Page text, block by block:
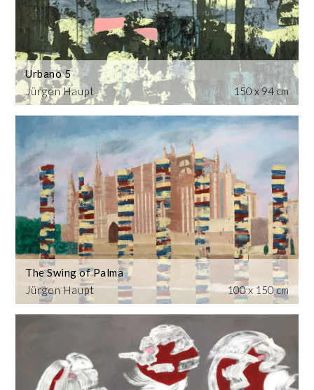
Jürgen Haupt
Urbano 5
150 x 94 cm
Jürgen Haupt
The Swing of Palma
100 x 150 cm